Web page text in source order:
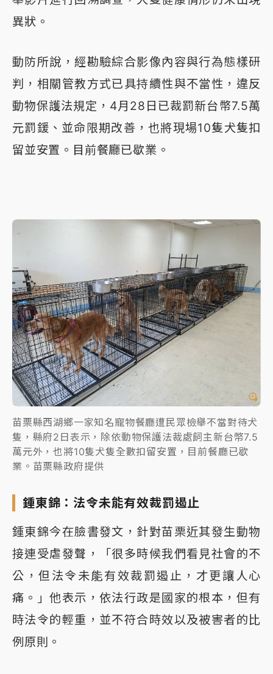
異狀。
動防所說，經勘驗綜合影像內容與行為態樣研
判，相關管教方式已具持續性與不當性，違反
動物保護法規定，4月28日已裁罰新台幣7.5萬
元罰鍰、並命限期改善，也將現場10隻犬隻扣
留並安置。目前餐廳已歇業。
苗栗縣西湖鄉一家知名寵物餐廳遭民眾檢舉不當對待犬
隻，縣府2日表示，除依動物保護法裁處飼主新台幣7.5
萬元外，也將10隻犬隻全數扣留安置，目前餐廳已歇
業。苗栗縣政府提供
鍾東錦：法令未能有效裁罰遏止
鍾東錦今在臉書發文，針對苗栗近其發生動物
接連受虐發聲，「很多時候我們看見社會的不
公，但法令未能有效裁罰遏止，才更讓人心
痛。」他表示，依法行政是國家的根本，但有
時法令的輕重，並不符合時效以及被害者的比
例原則。